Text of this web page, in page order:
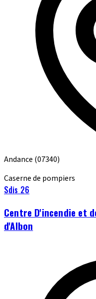
Andance (07340)
Caserne de pompiers
Sdis 26
Centre D'incendie et
d'Albon